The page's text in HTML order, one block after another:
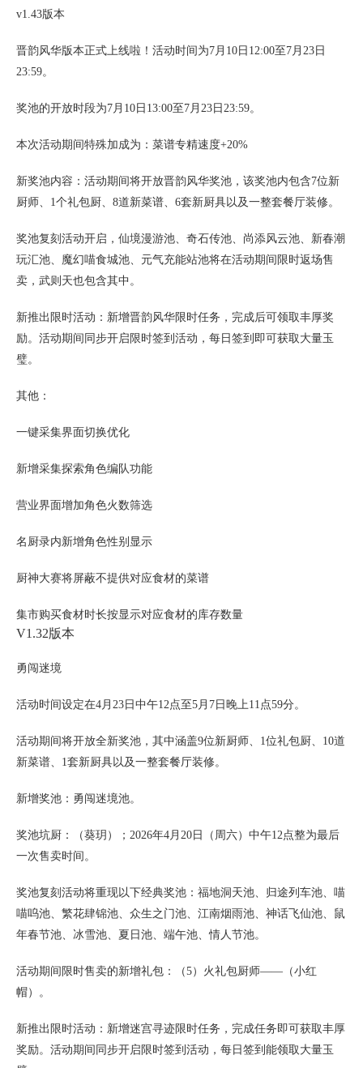
v1.43版本
晋韵风华版本正式上线啦！活动时间为7月10日12:00至7月23日
23:59。
奖池的开放时段为7月10日13:00至7月23日23:59。
本次活动期间特殊加成为：菜谱专精速度+20%
新奖池内容：活动期间将开放晋韵风华奖池，该奖池内包含7位新
厨师、1个礼包厨、8道新菜谱、6套新厨具以及一整套餐厅装修。
奖池复刻活动开启，仙境漫游池、奇石传池、尚添风云池、新春潮
玩汇池、魔幻喵食城池、元气充能站池将在活动期间限时返场售
卖，武则天也包含其中。
新推出限时活动：新增晋韵风华限时任务，完成后可领取丰厚奖
励。活动期间同步开启限时签到活动，每日签到即可获取大量玉
璧。
其他：
一键采集界面切换优化
新增采集探索角色编队功能
营业界面增加角色火数筛选
名厨录内新增角色性别显示
厨神大赛将屏蔽不提供对应食材的菜谱
集市购买食材时长按显示对应食材的库存数量
V1.32版本
勇闯迷境
活动时间设定在4月23日中午12点至5月7日晚上11点59分。
活动期间将开放全新奖池，其中涵盖9位新厨师、1位礼包厨、10道
新菜谱、1套新厨具以及一整套餐厅装修。
新增奖池：勇闯迷境池。
奖池坑厨：（葵玥）；2026年4月20日（周六）中午12点整为最后
一次售卖时间。
奖池复刻活动将重现以下经典奖池：福地洞天池、归途列车池、喵
喵呜池、繁花肆锦池、众生之门池、江南烟雨池、神话飞仙池、鼠
年春节池、冰雪池、夏日池、端午池、情人节池。
活动期间限时售卖的新增礼包：（5）火礼包厨师——（小红
帽）。
新推出限时活动：新增迷宫寻迹限时任务，完成任务即可获取丰厚
奖励。活动期间同步开启限时签到活动，每日签到能领取大量玉